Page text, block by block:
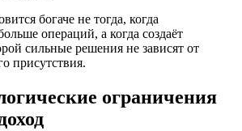
богаче не тогда, когда
операций, а когда создаёт
сильные решения не зависят от
присутствия.
ограничения